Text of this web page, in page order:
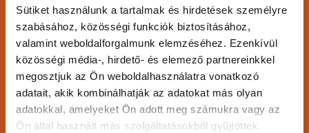
Sütiket használunk a tartalmak és hirdetések személyre
szabásához, közösségi funkciók biztosításához,
valamint weboldalforgalmunk elemzéséhez. Ezenkívül
közösségi média-, hirdető- és elemező partnereinkkel
megosztjuk az Ön weboldalhasználatra vonatkozó
adatait, akik kombinálhatják az adatokat más olyan
adatokkal, amelyeket Ön adott meg számukra vagy az
Ön által használt más szolgáltatásokból gyűjtöttek.
Nyitvatartás:
Hétfő
12:00-18:00
Kedd
12:00-18:00